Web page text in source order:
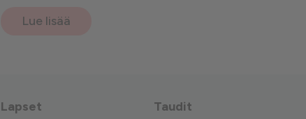
Lue lisää
Lapset
Taudit